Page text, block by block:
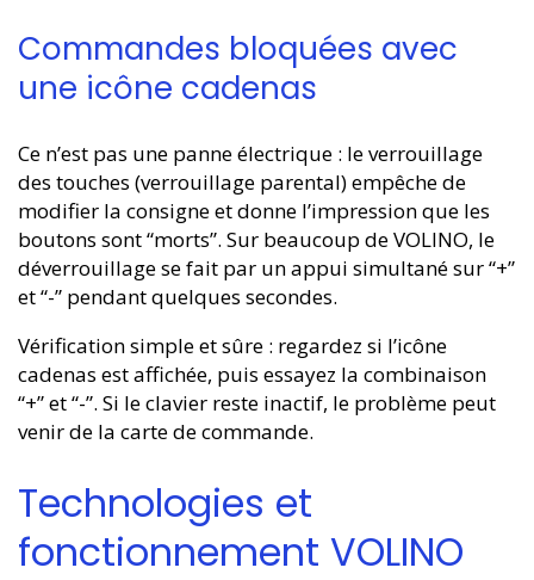
Commandes bloquées avec
une icône cadenas
Ce n’est pas une panne électrique : le verrouillage
des touches (verrouillage parental) empêche de
modifier la consigne et donne l’impression que les
boutons sont “morts”. Sur beaucoup de VOLINO, le
déverrouillage se fait par un appui simultané sur “+”
et “-” pendant quelques secondes.
Vérification simple et sûre : regardez si l’icône
cadenas est affichée, puis essayez la combinaison
“+” et “-”. Si le clavier reste inactif, le problème peut
venir de la carte de commande.
Technologies et
fonctionnement VOLINO